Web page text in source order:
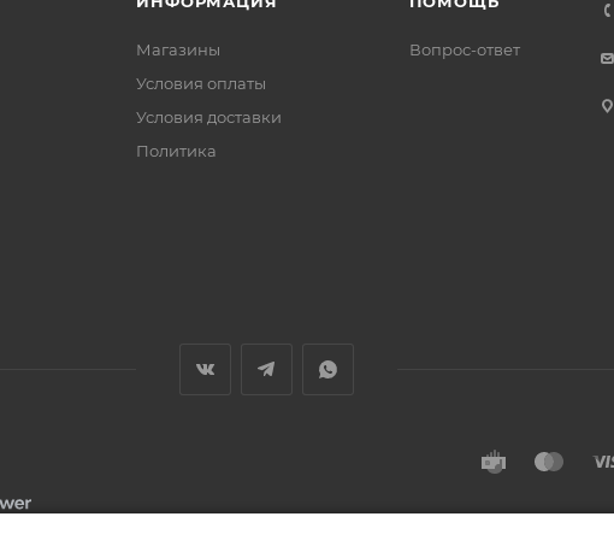
Магазины
Условия оплаты
Условия доставки
Политика
Вопрос-ответ